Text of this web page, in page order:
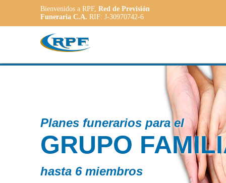
Bienvenidos a RPF, Red de Previsión
Funeraria C.A. RIF: J-30970742-6
funerarios para el
FAMILIAR
miembros